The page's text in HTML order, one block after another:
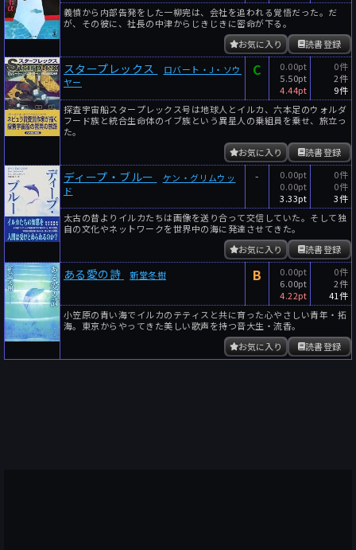
義憤から内部告発をした一柳完は、会社を追われる覚悟だった。だ
が、その彼に、社長の中津からじきじきに密命が下る。
読書登録
お気に入り
スタープレックス
ロバート・J・ソウ
ヤー
C
0.00pt
5.50pt
4.44pt
0件
2件
9件
探査宇宙船スタープレックス号は地球人とイルカ、六本足のウォルダ
フード族と統合生命体のイブ族という異星人の乗組員を乗せ、旅立っ
た。
読書登録
お気に入り
ディープ・ブルー
ケン・グリムウッ
ド
-
0.00pt
0.00pt
3.33pt
0件
0件
3件
太古の昔よりイルカたちは画像を送り合って交信していた。そして独
自の文化やネットワークを世界中の海に発達させてきた。
読書登録
お気に入り
ある愛の詩 新堂冬樹 B
0.00pt
6.00pt
4.22pt
0件
2件
41件
小笠原の青い海でイルカのテティスと共に育った心やさしい青年・拓
海。東京からやってきた美しい歌声を持つ音大生・流香。
読書登録
お気に入り